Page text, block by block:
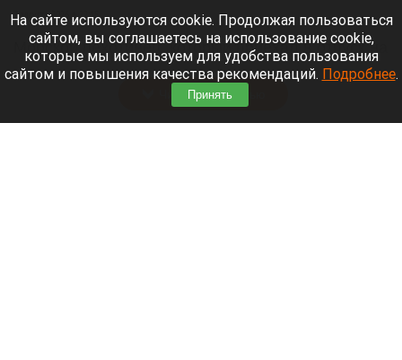
7 августа 2026 в 22:15
Морской пехотинец, который приехал в отпуск на
Алтай, пережил чудовищную серию событий.
Читать полностью
На сайте используются cookie. Продолжая пользоваться
сайтом, вы соглашаетесь на использование cookie,
которые мы используем для удобства пользования
сайтом и повышения качества рекомендаций. Подробнее.
Принять